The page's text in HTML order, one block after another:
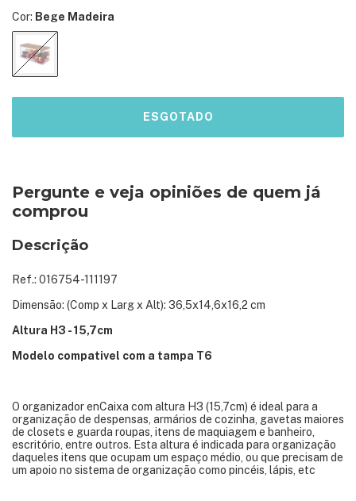
Cor: Bege Madeira
Pergunte e veja opiniões de quem já
comprou
Descrição
Ref.: 016754-111197
Dimensão: (Comp x Larg x Alt): 36,5x14,6x16,2 cm
Altura H3 - 15,7cm
Modelo compativel com a tampa T6
O organizador enCaixa com altura H3 (15,7cm) é ideal para a
organização de despensas, armários de cozinha, gavetas maiores
de closets e guarda roupas, itens de maquiagem e banheiro,
escritório, entre outros. Esta altura é indicada para organização
daqueles itens que ocupam um espaço médio, ou que precisam de
um apoio no sistema de organização como pincéis, lápis, etc